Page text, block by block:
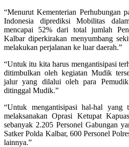
“Menurut Kementerian Perhubungan
Indonesia diprediksi Mobilitas
mencapai 52% dari total jumlah
Kalbar diperkirakan menyumbang
melakukan perjalanan ke luar daerah.”
“Untuk itu kita harus mengantisipasi
ditimbulkan oleh kegiatan Mudik
jalur yang dilalui oleh para
ditinggal Mudik.”
“Untuk mengantisipasi hal-hal
melaksanakan Oprasi Ketupat
sebanyak 2.205 Personel Gabungan
Satker Polda Kalbar, 600 Personel
lainnya.”